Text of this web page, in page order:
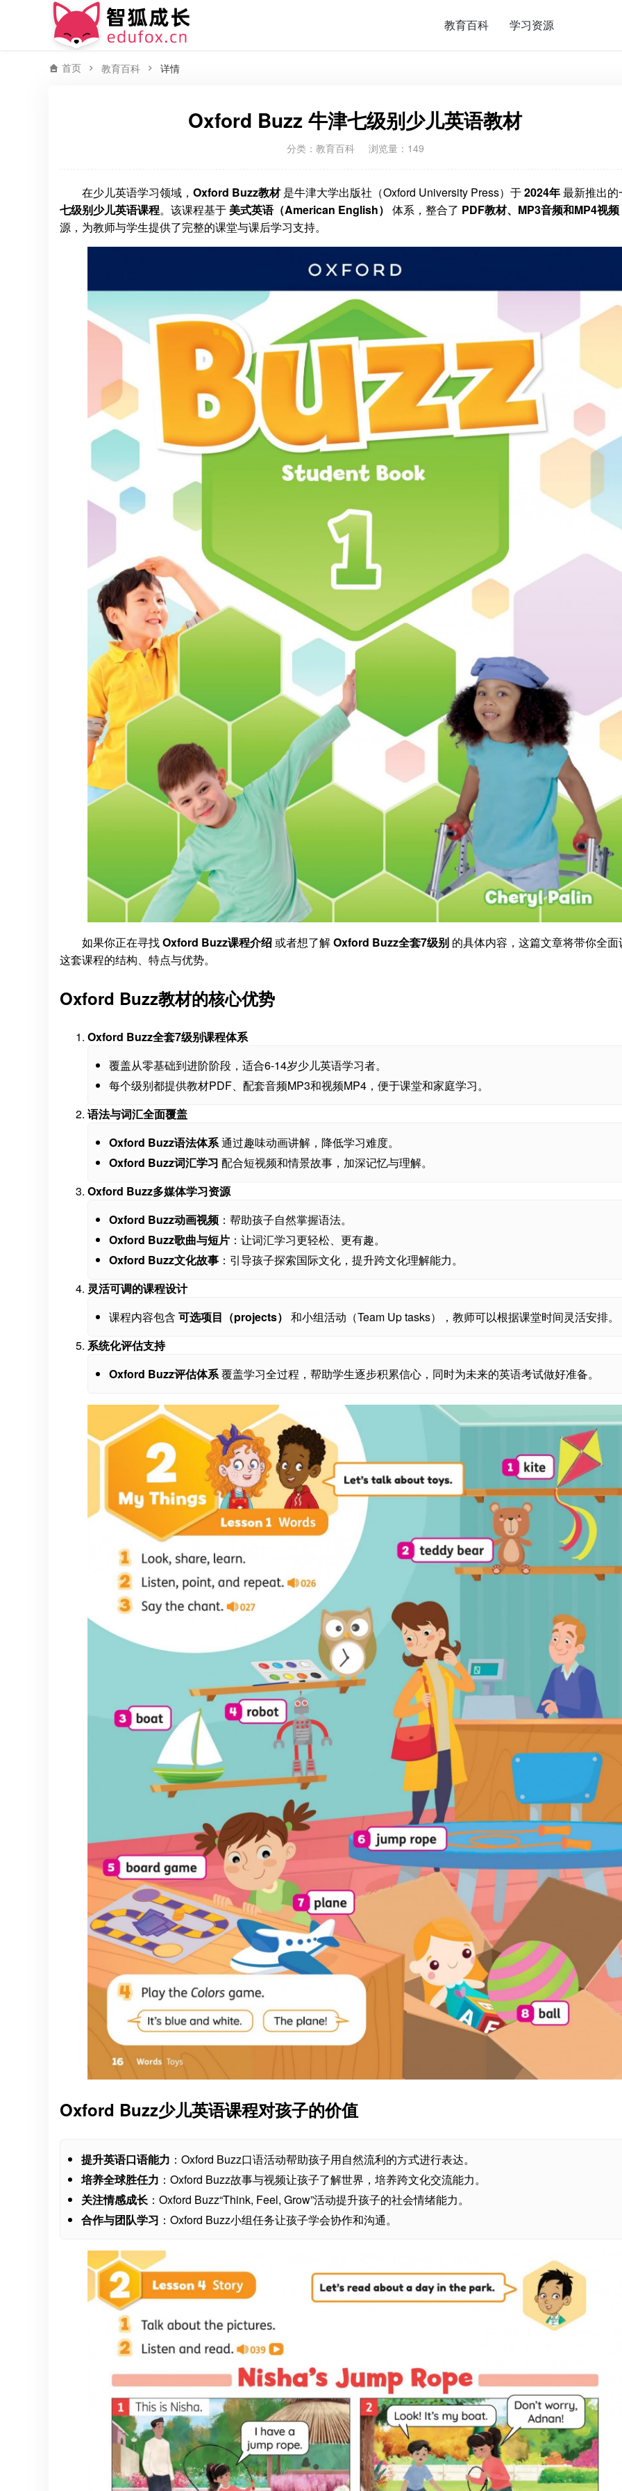
教育百科 学习资源
首页 教育百科 详情
Oxford Buzz 牛津七级别少儿英语教材
分类： 教育百科 浏览量：149
在少儿英语学习领域， Oxford Buzz教材是牛津大学出版社（Oxford University Press）于2024年最新推出的
七级别少儿英语课程。该课程基于 美式英语（American English） 体系，整合了 PDF教材、MP3音频和MP4视频
源，为教师与学生提供了完整的课堂与课后学习支持。
如果你正在寻找Oxford Buzz课程介绍或者想了解Oxford Buzz全套7级别 的具体内容，这篇文章将带你全面
这套课程的结构、特点与优势。
Oxford Buzz教材的核心优势
Oxford Buzz全套7级别课程体系
覆盖从零基础到进阶阶段，适合6-14岁少儿英语学习者。
每个级别都提供教材PDF、配套音频MP3和视频MP4，便于课堂和家庭学习。
语法与词汇全面覆盖
Oxford Buzz语法体系通过趣味动画讲解，降低学习难度。
Oxford Buzz词汇学习 配合短视频和情景故事，加深记忆与理解。
Oxford Buzz多媒体学习资源
Oxford Buzz动画视频 ：帮助孩子自然掌握语法。
Oxford Buzz歌曲与短片 ：让词汇学习更轻松、更有趣。
Oxford Buzz文化故事 ：引导孩子探索国际文化，提升跨文化理解能力。
灵活可调的课程设计
课程内容包含 可选项目（projects） 和小组活动（Team Up tasks），教师可以根据课堂时间灵活安排。
系统化评估支持
Oxford Buzz评估体系覆盖学习全过程，帮助学生逐步积累信心，同时为未来的英语考试做好准备。
Oxford Buzz少儿英语课程对孩子的价值
提升英语口语能力 ：Oxford Buzz口语活动帮助孩子用自然流利的方式进行表达。
培养全球胜任力 ：Oxford Buzz故事与视频让孩子了解世界，培养跨文化交流能力。
关注情感成长 ：Oxford Buzz“Think, Feel, Grow”活动提升孩子的社会情绪能力。
合作与团队学习 ：Oxford Buzz小组任务让孩子学会协作和沟通。